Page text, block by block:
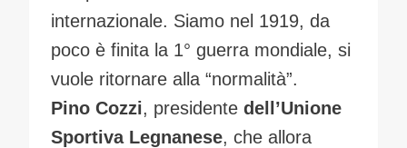
internazionale. Siamo nel 1919, da
poco è finita la 1° guerra mondiale, si
vuole ritornare alla “normalità”.
Pino Cozzi, presidente dell’Unione
Sportiva Legnanese, che allora